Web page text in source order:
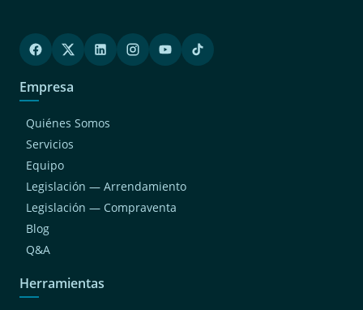
Empresa
Quiénes Somos
Servicios
Equipo
Legislación — Arrendamiento
Legislación — Compraventa
Blog
Q&A
Herramientas